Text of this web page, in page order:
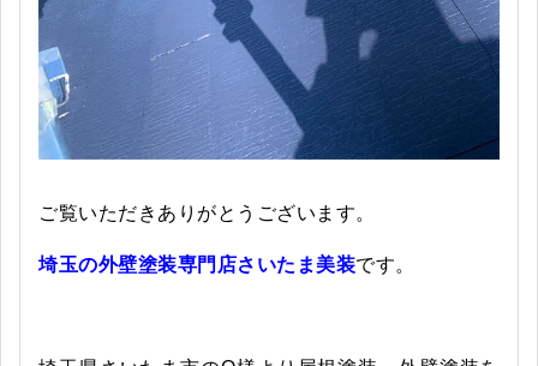
ご覧いただきありがとうございます。
埼玉の外壁塗装専門店さいたま美装です。